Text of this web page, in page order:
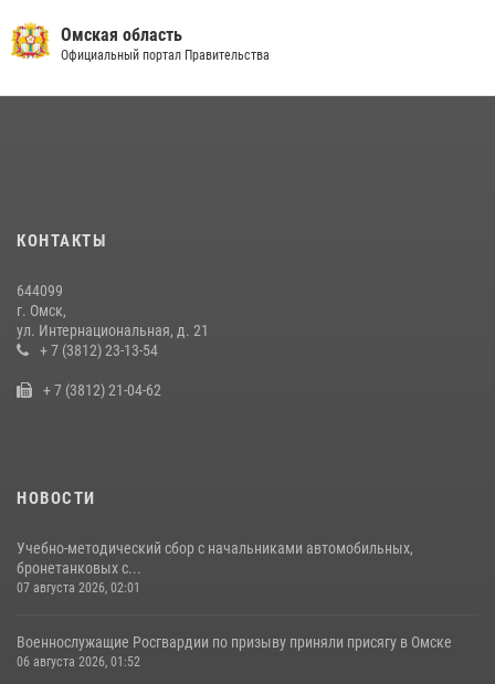
Росгвардия обеспечила безопасность уникального передвижного
музея «Поезд Победы» в Омске
пилотирования БПЛА в Омске
Росгвардия подвела итоги добровольной сдачи оружия в Омской
области
Омская область
Официальный портал Правительства
КОНТАКТЫ
644099
г. Омск,
ул. Интернациональная, д. 21
+ 7 (3812) 23-13-54
+ 7 (3812) 21-04-62
НОВОСТИ
Учебно-методический сбор с начальниками автомобильных,
бронетанковых с...
07 августа 2026, 02:01
Военнослужащие Росгвардии по призыву приняли присягу в Омске
06 августа 2026, 01:52